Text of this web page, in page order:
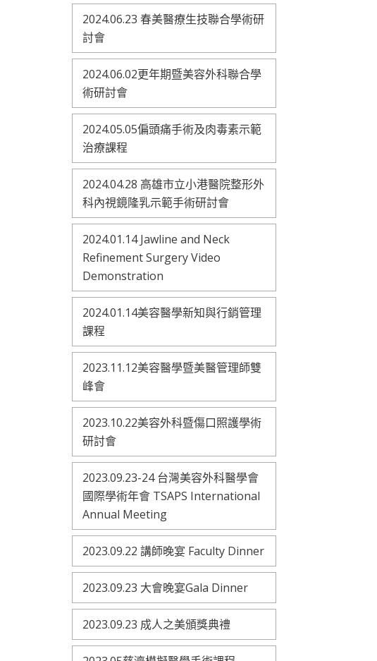
2024.06.23 春美醫療生技聯合學術研
討會
2024.06.02更年期暨美容外科聯合學
術研討會
2024.05.05偏頭痛手術及肉毒素示範
治療課程
2024.04.28 高雄市立小港醫院整形外
科內視鏡隆乳示範手術研討會
2024.01.14 Jawline and Neck
Refinement Surgery Video
Demonstration
2024.01.14美容醫學新知與行銷管理
課程
2023.11.12美容醫學暨美醫管理師雙
峰會
2023.10.22美容外科暨傷口照護學術
研討會
2023.09.23-24 台灣美容外科醫學會
國際學術年會 TSAPS International
Annual Meeting
2023.09.22 講師晚宴 Faculty Dinner
2023.09.23 大會晚宴Gala Dinner
2023.09.23 成人之美頒獎典禮